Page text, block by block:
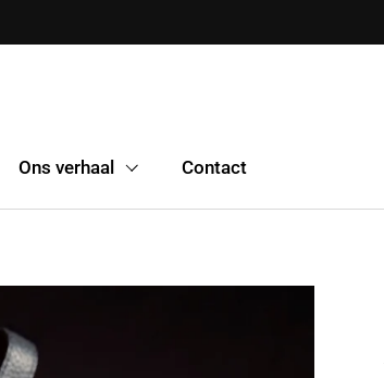
Ons verhaal Contact